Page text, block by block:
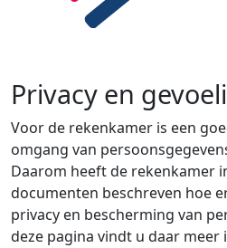
Privacy en
Voor de rekenkamer is een
omgang van
Daarom heeft de rekenkamer
documenten beschreven hoe
privacy en bescherming van
deze pagina vindt u daar meer